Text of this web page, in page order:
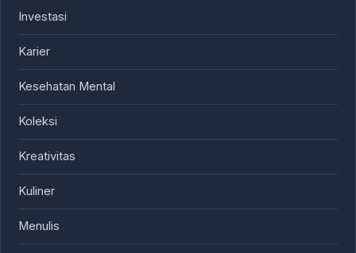
Investasi
Karier
Kesehatan Mental
Koleksi
Kreativitas
Kuliner
Menulis